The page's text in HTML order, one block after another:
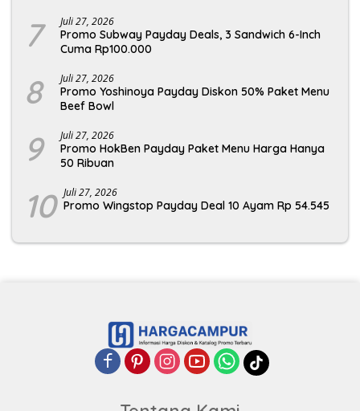
7 Juli 27, 2026
Promo Subway Payday Deals, 3 Sandwich 6-Inch
Cuma Rp100.000
8 Juli 27, 2026
Promo Yoshinoya Payday Diskon 50% Paket Menu
Beef Bowl
9 Juli 27, 2026
Promo HokBen Payday Paket Menu Harga Hanya
50 Ribuan
10 Juli 27, 2026
Promo Wingstop Payday Deal 10 Ayam Rp 54.545